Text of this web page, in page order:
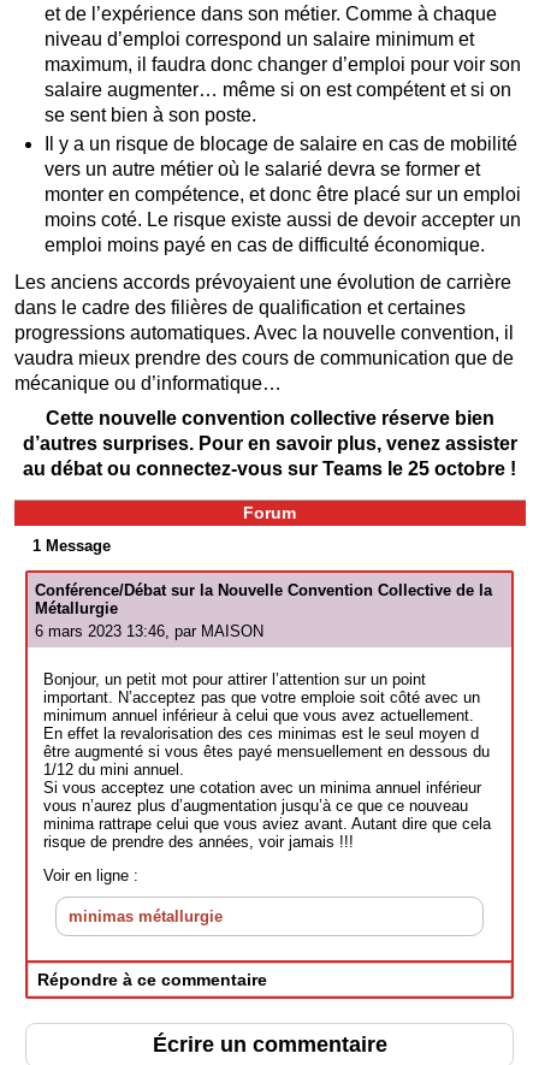
et de l’expérience dans son métier. Comme à chaque
niveau d’emploi correspond un salaire minimum et
maximum, il faudra donc changer d’emploi pour voir son
salaire augmenter… même si on est compétent et si on
se sent bien à son poste.
Il y a un risque de blocage de salaire en cas de mobilité
vers un autre métier où le salarié devra se former et
monter en compétence, et donc être placé sur un emploi
moins coté. Le risque existe aussi de devoir accepter un
emploi moins payé en cas de difficulté économique.
Les anciens accords prévoyaient une évolution de carrière
dans le cadre des filières de qualification et certaines
progressions automatiques. Avec la nouvelle convention, il
vaudra mieux prendre des cours de communication que de
mécanique ou d’informatique…
Cette nouvelle convention collective réserve bien
d’autres surprises. Pour en savoir plus, venez assister
au débat ou connectez-vous sur Teams le 25 octobre !
Forum
1 Message
Conférence/Débat sur la Nouvelle Convention Collective de la
Métallurgie
6 mars 2023 13:46, par MAISON
Bonjour, un petit mot pour attirer l’attention sur un point
important. N’acceptez pas que votre emploie soit côté avec un
minimum annuel inférieur à celui que vous avez actuellement.
En effet la revalorisation des ces minimas est le seul moyen d
être augmenté si vous êtes payé mensuellement en dessous du
1/12 du mini annuel.
Si vous acceptez une cotation avec un minima annuel inférieur
vous n’aurez plus d’augmentation jusqu’à ce que ce nouveau
minima rattrape celui que vous aviez avant. Autant dire que cela
risque de prendre des années, voir jamais !!!
Voir en ligne :
minimas métallurgie
Répondre à ce commentaire
Écrire un commentaire